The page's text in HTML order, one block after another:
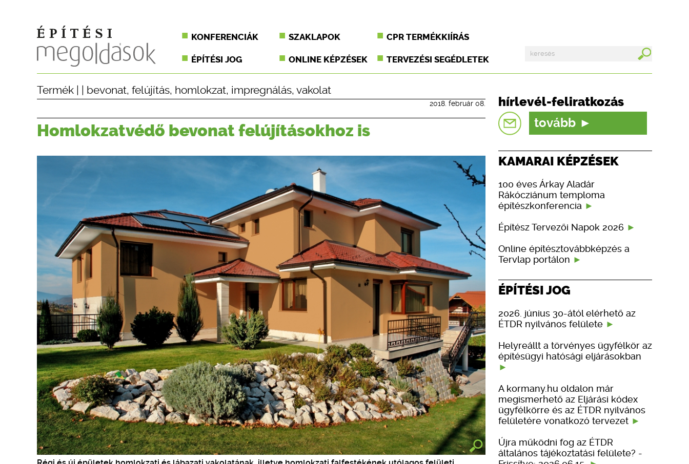
KONFERENCIÁK SZAKLAPOK CPR TERMÉKKIÍRÁS
ÉPÍTÉSI JOG ONLINE KÉPZÉSEK TERVEZÉSI SEGÉDLETEK
Termék bevonat, felújítás, homlokzat, impregnálás, vakolat
2018. február 08.
Homlokzatvédő bevonat felújításokhoz is
hírlevél-feliratkozás
tovább
KAMARAI KÉPZÉSEK
100 éves Árkay Aladár
Rákócziánum temploma
építészkonferencia
Építész Tervezői Napok 2026
Online építésztovábbképzés a
Tervlap portálon
ÉPÍTÉSI JOG
2026. június 30-ától elérhető az
ÉTDR nyilvános felülete
Helyreállt a törvényes ügyfélkör az
építésügyi hatósági eljárásokban
A kormany.hu oldalon már
megismerhető az Eljárási kódex
ügyfélkörre és az ÉTDR nyilvános
felületére vonatkozó tervezet
Újra működni fog az ÉTDR
általános tájékoztatási felülete? -